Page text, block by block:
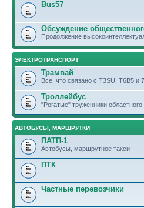
Bus57
Обсуждение
Продолжение
ЭЛЕКТРОТРАНСПОРТ
Трамвай
Все, что связано с T3SU, T6B5 и
Троллейбус
"Рогатые" труженники областного
АВТОБУСЫ, МАРШРУТКИ
ПАТП-1
Автобусы, маршрутное такси
ПТК
Частные перевозчики